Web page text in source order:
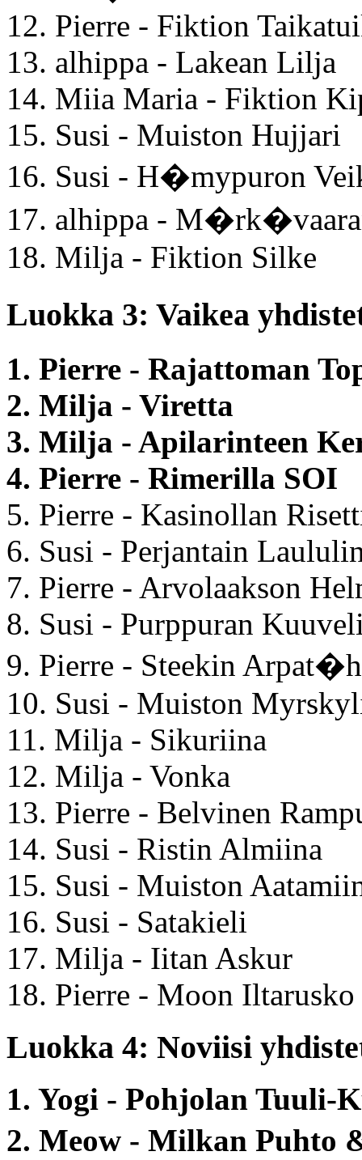
12. Pierre - Fiktion
13. alhippa - Lakean Lilja
14. Miia Maria - Fiktion
15. Susi - Muiston Hujjari
16. Susi - H�mypuron
17. alhippa -
18. Milja - Fiktion Silke
Luokka 3: Vaikea
1. Pierre - Rajattoman
2. Milja - Viretta
3. Milja - Apilarinteen
4. Pierre - Rimerilla SOI
5. Pierre - Kasinollan
6. Susi - Perjantain
7. Pierre - Arvolaakson
8. Susi - Purppuran
9. Pierre - Steekin
10. Susi - Muiston
11. Milja - Sikuriina
12. Milja - Vonka
13. Pierre - Belvinen
14. Susi - Ristin Almiina
15. Susi - Muiston
16. Susi - Satakieli
17. Milja - Iitan Askur
18. Pierre - Moon Iltarusko
Luokka 4: Noviisi
1. Yogi - Pohjolan Tuuli-
2. Meow - Milkan